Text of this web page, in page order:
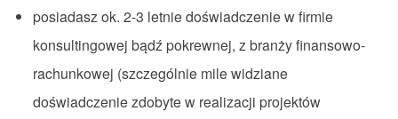
posiadaszok. 2-3 letniedoświadczeniewfirmie
konsultingowej bądź pokrewnej, zbranżyfinansowo-
rachunkowej (szczególniemilewidziane
doświadczeniezdobytew realizacji projektów